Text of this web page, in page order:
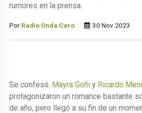
rumores en la prensa.
Por Radio Onda Cero 30 Nov 2023
Se confesó. Mayra Goñi y Ricardo
protagonizaron un romance bastante
de año, pero llegó a su fin de un